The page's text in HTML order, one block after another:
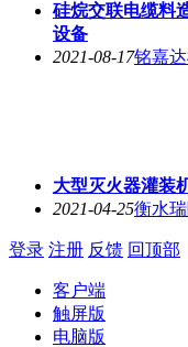
硅烷交联电缆料
设备
2021-08-17铭嘉
大型灭火器灌装
2021-04-25衡水
登录 注册 反馈 回顶部
客户端
触屏版
电脑版